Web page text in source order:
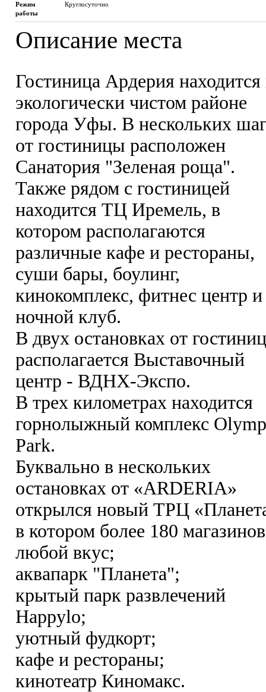
Режим
работы
Круглосуточно
Описание места
Гостиница Ардерия находится
экологически чистом районе
города Уфы. В нескольких
от гостиницы расположен
Санатория "Зеленая роща".
Также рядом с гостиницей
находится ТЦ Иремель, в
котором располагаются
различные кафе и рестораны,
суши бары, боулинг,
кинокомплекс, фитнес центр и
ночной клуб.
В двух остановках от
располагается Выставочный
центр - ВДНХ-Экспо.
В трех километрах находится
горнолыжный комплекс
Park.
Буквально в нескольких
остановках от «ARDERIA»
открылся новый ТРЦ
в котором более 180
любой вкус;
аквапарк "Планета";
крытый парк развлечений
Happylo;
уютный фудкорт;
кафе и рестораны;
кинотеатр Киномакс.